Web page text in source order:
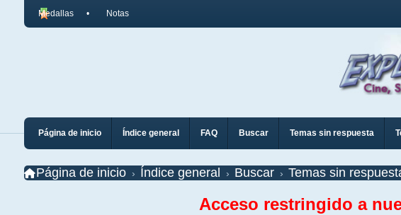
Medallas Notas
Página de inicio Índice general FAQ Buscar Temas sin respuesta
Página de inicio Índice general Buscar Temas sin
Acceso restringido a